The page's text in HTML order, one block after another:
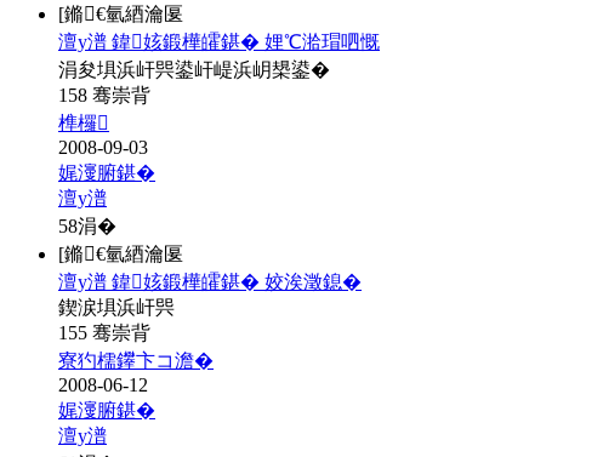
[鏅€氫綇瀹匽
澶у潽 鍏姟鍛樺皬鍖� 娌℃湁瑁呬慨
涓夋埧浜屽巺鍙屽崼浜岄槼鍙�
158 骞崇背
榫欏
2008-09-03
娓濅腑鍖�
澶у潽
58涓�
[鏅€氫綇瀹匽
澶у潽 鍏姟鍛樺皬鍖� 姣涘澂鎴�
鍥涙埧浜屽巺
155 骞崇背
寮犳檽鑻卞コ澹�
2008-06-12
娓濅腑鍖�
澶у潽